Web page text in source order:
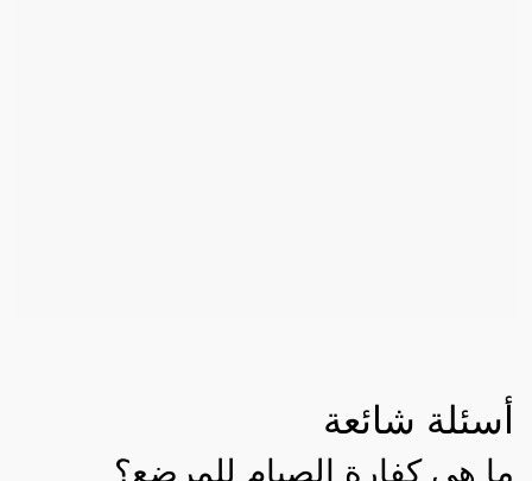
أسئلة شائعة
ما هي كفارة الصيام للمرضع؟